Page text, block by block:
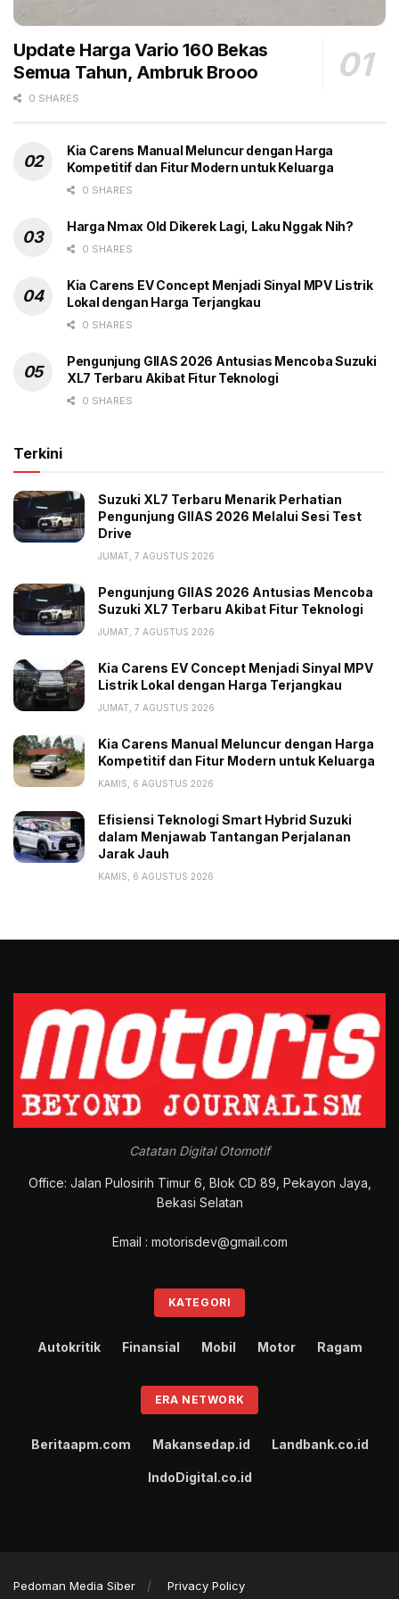
Kemitraan strategis ini disambut positif oleh Hendy
Djauw selaku Owner dan Chief Executive Officer PT
Tumbuh Jagat Motor yang melihat potensi besar pada
kemitraan strategis bersama BAIC Indonesia. Kami
melihat BAIC sebagai brand dengan kualitas produk
produk yang kompetitif, sangat relevan untuk investasi
jangka panjang. Secara khusus, kami yakin karakter
dan profil konsumen di wilayah Jabodetabek
khususnya Bekasi, baik dari sisi desain, teknologi,
Dealer ini berdiri di atas lahan seluas 864 meter
persegi dengan bangunan dua lantai yang dirancang
mampu menampung hingga enam unit kendaraan
display serta didukung area bengkel yang memiliki
kapasitas empat unit kendaraan. Sebagai nilai tambah
konsumen akan mendapatkan layanan purna jual
berupa gratis perawatan selama empat tahun serta
garansi produk hingga lima tahun.
Tags: BAIC BAIC Indonesia
dealer resmi
spare parts
Update Harga Vario 160 Bekas
Semua Tahun, Ambruk Brooo
0 SHARES
Kia Carens Manual Meluncur dengan Harga
Kompetitif dan Fitur Modern untuk Keluarga
0 SHARES
Harga Nmax Old Dikerek Lagi, Laku Nggak Nih?
0 SHARES
Kia Carens EV Concept Menjadi Sinyal MPV Listrik
Lokal dengan Harga Terjangkau
0 SHARES
Pengunjung GIIAS 2026 Antusias Mencoba Suzuki
XL7 Terbaru Akibat Fitur Teknologi
0 SHARES
Terkini
Suzuki XL7 Terbaru Menarik Perhatian
Pengunjung GIIAS 2026 Melalui Sesi Test
Drive
JUMAT, 7 AGUSTUS 2026
Pengunjung GIIAS 2026 Antusias Mencoba
Suzuki XL7 Terbaru Akibat Fitur Teknologi
JUMAT, 7 AGUSTUS 2026
Kia Carens EV Concept Menjadi Sinyal MPV
Listrik Lokal dengan Harga Terjangkau
JUMAT, 7 AGUSTUS 2026
Kia Carens Manual Meluncur dengan Harga
Kompetitif dan Fitur Modern untuk Keluarga
KAMIS, 6 AGUSTUS 2026
Efisiensi Teknologi Smart Hybrid Suzuki
dalam Menjawab Tantangan Perjalanan
Jarak Jauh
KAMIS, 6 AGUSTUS 2026
Catatan Digital Otomotif
Office: Jalan Pulosirih Timur 6, Blok CD 89, Pekayon Jaya,
Bekasi Selatan
Email : motorisdev@gmail.com
KATEGORI
Autokritik Finansial Mobil Motor Ragam
ERA NETWORK
Beritaapm.com Makansedap.id Landbank.co.id
IndoDigital.co.id
Pedoman Media Siber Privacy Policy